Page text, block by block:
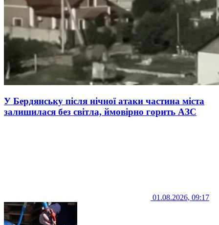
У Бердянську після нічної атаки частина міста
залишилася без світла, ймовірно горить АЗС
01.08.2026, 09:17